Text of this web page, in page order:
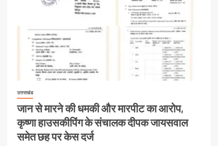
उत्तराखंड
जान से मारने की धमकी और मारपीट का आरोप,
कृष्णा हाउसकीपिंग के संचालक दीपक जायसवाल
समेत छह पर केस दर्ज